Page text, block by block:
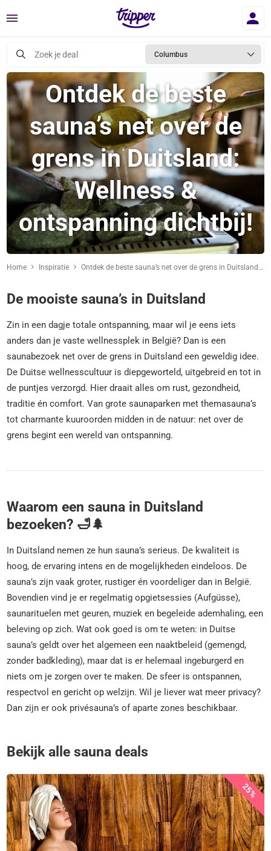
Menu
Zoek je deal Columbus
Ontdek de beste
sauna’s net over de
grens in Duitsland:
Wellness &
ontspanning dichtbij!
Home Inspiratie Ontdek de beste sauna’s net over de grens in Duitsland: Wellness & ontspanning dichtbij!
De mooiste sauna’s in Duitsland
Zin in een dagje totale ontspanning, maar wil je eens iets
anders dan je vaste wellnessplek in België? Dan is een
saunabezoek net over de grens in Duitsland een geweldig idee.
De Duitse wellnesscultuur is diepgeworteld, uitgebreid en tot in
de puntjes verzorgd. Hier draait alles om rust, gezondheid,
traditie én comfort. Van grote saunaparken met themasauna’s
tot charmante kuuroorden midden in de natuur: net over de
grens begint een wereld van ontspanning.
Waarom een sauna in Duitsland
bezoeken? 🛁🌲
In Duitsland nemen ze hun sauna’s serieus. De kwaliteit is
hoog, de ervaring intens en de mogelijkheden eindeloos. De
sauna’s zijn vaak groter, rustiger én voordeliger dan in België.
Bovendien vind je er regelmatig opgietsessies (Aufgüsse),
saunarituelen met geuren, muziek en begeleide ademhaling, een
beleving op zich. Wat ook goed is om te weten: in Duitse
sauna’s geldt over het algemeen een naaktbeleid (gemengd,
zonder badkleding), maar dat is er helemaal ingeburgerd en
niets om je zorgen over te maken. De sfeer is ontspannen,
respectvol en gericht op welzijn. Wil je liever wat meer privacy?
Dan zijn er ook privésauna’s of aparte zones beschikbaar.
Bekijk alle sauna deals
25%